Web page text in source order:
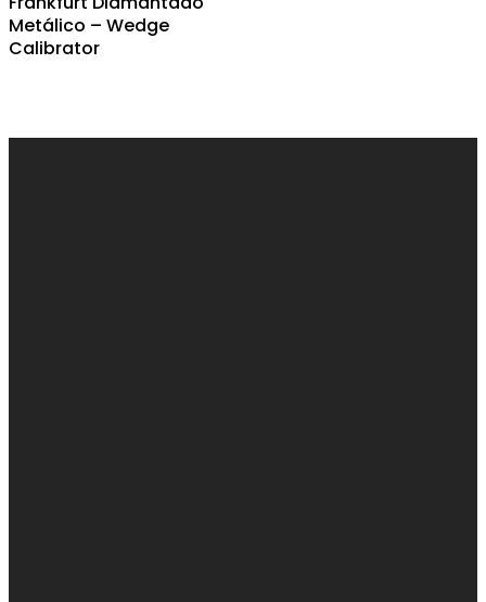
Metálico – Wedge
Calibrator